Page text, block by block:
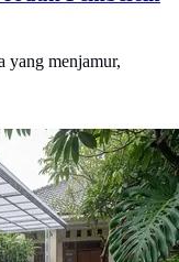
yang menjamur,